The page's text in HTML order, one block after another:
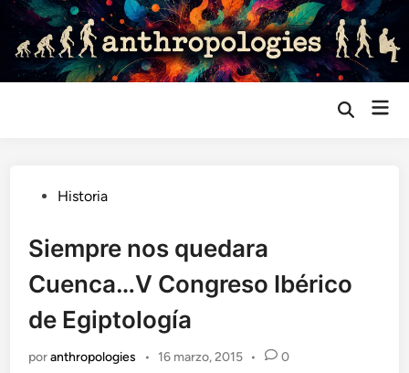
Saltar
contenido
Abrir
Publicado
Historia
Siempre nos quedara
Cuenca…V Congreso Ibérico
de Egiptología
poranthropologies • 16 marzo, 2015 • 0